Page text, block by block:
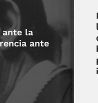
ante la
ante